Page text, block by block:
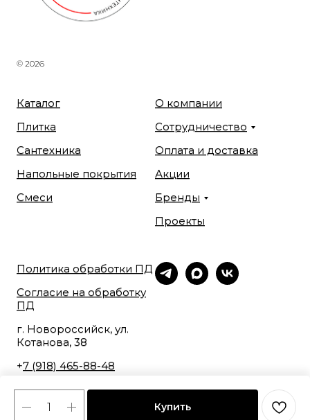
Купить
© 2026
Каталог
Плитка
Сантехника
Напольные покрытия
Смеси
О компании
Сотрудничество
Оплата и доставка
Акции
Бренды
Проекты
Политика обработки ПД
Согласие на обработку
ПД
г. Новороссийск, ул.
Котанова, 38
+7 (918) 465-88-48